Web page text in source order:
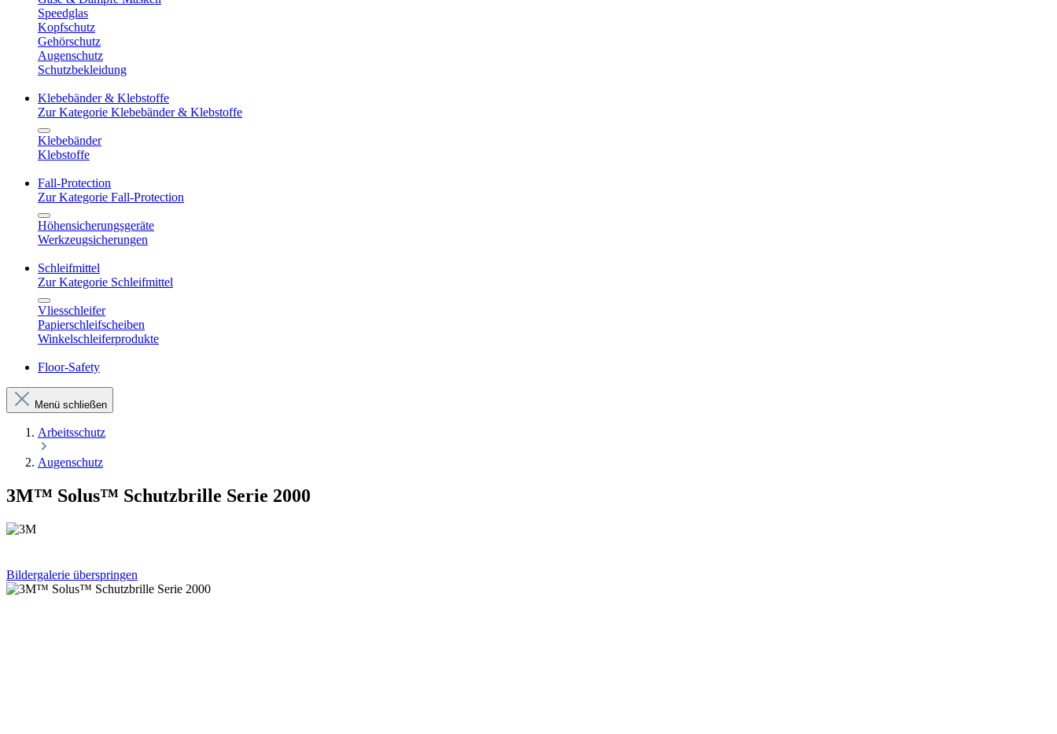
Speedglas
Kopfschutz
Gehörschutz
Augenschutz
Schutzbekleidung
Klebebänder & Klebstoffe
Zur Kategorie Klebebänder & Klebstoffe
Klebebänder
Klebstoffe
Fall-Protection
Zur Kategorie Fall-Protection
Höhensicherungsgeräte
Werkzeugsicherungen
Schleifmittel
Zur Kategorie Schleifmittel
Vliesschleifer
Papierschleifscheiben
Winkelschleiferprodukte
Floor-Safety
Menü schließen
Arbeitsschutz
Augenschutz
3M™ Solus™ Schutzbrille Serie 2000
Bildergalerie überspringen